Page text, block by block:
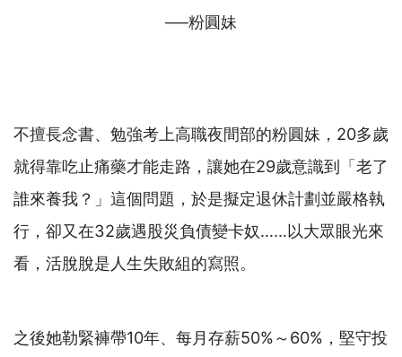
──粉圓妹
不擅長念書、勉強考上高職夜間部的粉圓妹，20多歲
就得靠吃止痛藥才能走路，讓她在29歲意識到「老了
誰來養我？」這個問題，於是擬定退休計劃並嚴格執
行，卻又在32歲遇股災負債變卡奴……以大眾眼光來
看，活脫脫是人生失敗組的寫照。
之後她勒緊褲帶10年、每月存薪50%～60%，堅守投